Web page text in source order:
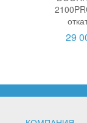
29